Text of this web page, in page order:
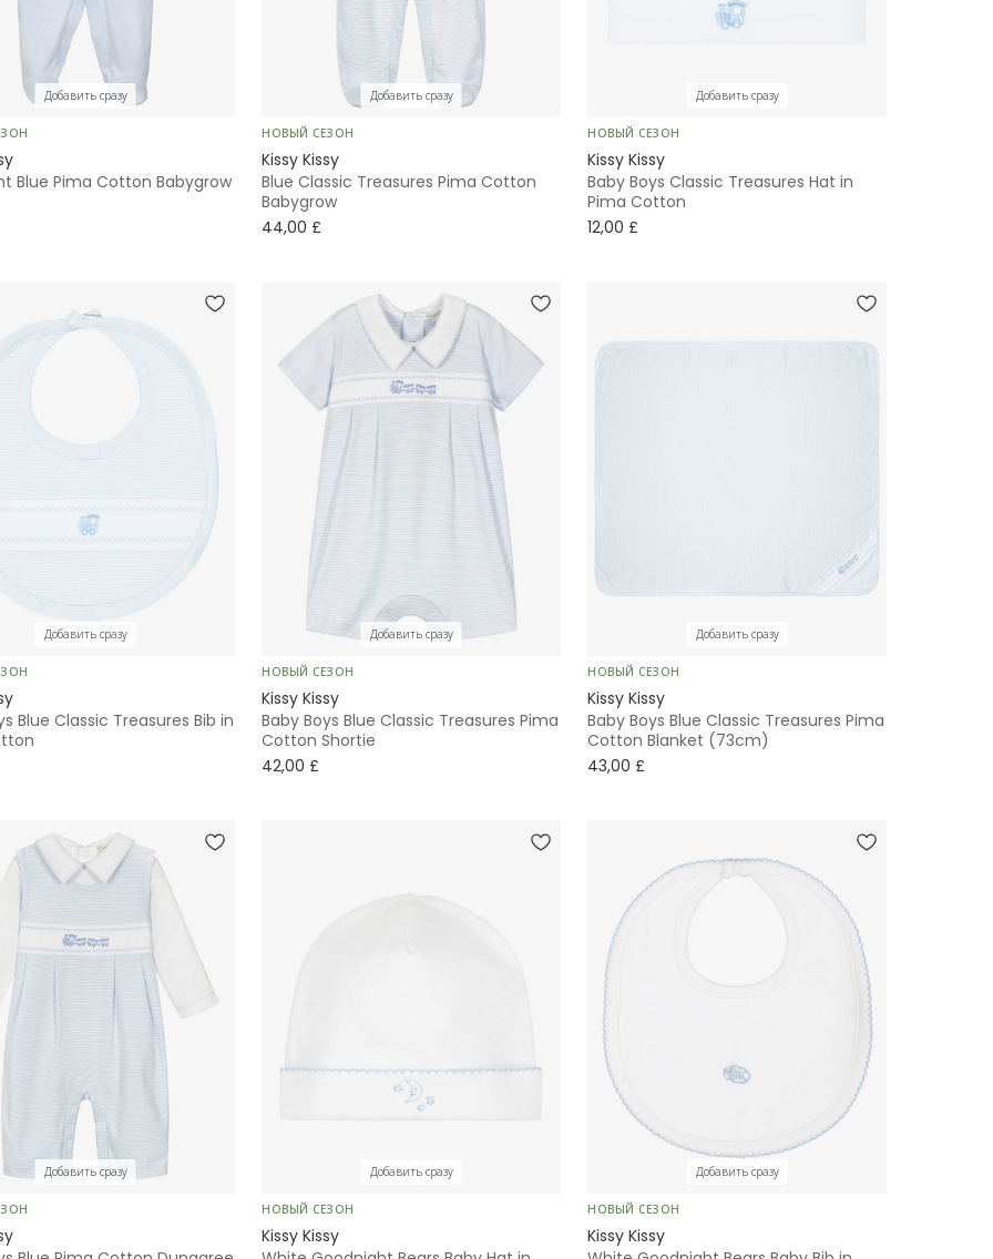
Добавить сразу
Blue Pima Cotton Babygrow
Добавить сразу
НОВЫЙ СЕЗОН
Kissy Kissy
Blue Classic Treasures Pima Cotton
Babygrow
44,00 £
Добавить сразу
НОВЫЙ СЕЗОН
Kissy Kissy
Baby Boys Classic Treasures Hat in
Pima Cotton
12,00 £
Добавить сразу
Blue Classic Treasures Bib in
Добавить сразу
НОВЫЙ СЕЗОН
Kissy Kissy
Baby Boys Blue Classic Treasures Pima
Cotton Shortie
42,00 £
Добавить сразу
НОВЫЙ СЕЗОН
Kissy Kissy
Baby Boys Blue Classic Treasures Pima
Cotton Blanket (73cm)
43,00 £
Добавить сразу Добавить сразу
НОВЫЙ СЕЗОН
Kissy Kissy
Добавить сразу
НОВЫЙ СЕЗОН
Kissy Kissy